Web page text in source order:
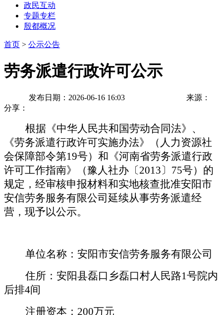
政民互动
专题专栏
殷都概况
首页 > 公示公告
劳务派遣行政许可公示
发布日期：2026-06-16 16:03
来源：
分享：
根据《中华人民共和国劳动合同法》、
《劳务派遣行政许可实施办法》（人力资源社
会保障部令第19号）和《河南省劳务派遣行政
许可工作指南》（豫人社办 〔 2013 〕 75号）的
规定，经审核申报材料和实地核查批准安阳市
安信劳务服务有限公司延续从事劳务派遣经
营，现予以公示。
单位名称：安阳市安信劳务服务有限公司
住所： 安阳县磊口乡磊口村人民路1号院内
后排4间
注册资本：200万元